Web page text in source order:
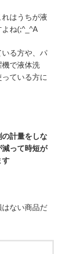
はうちが液
ね(;^_^A
る方や、パ
で液体洗
ている方に
計量をしな
って時短が
す
ない商品だ